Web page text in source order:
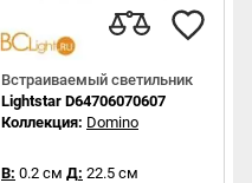
Встраиваемый светильник
Lightstar D64706070607
Коллекция: Domino
В: 0.2 см Д: 22.5 см